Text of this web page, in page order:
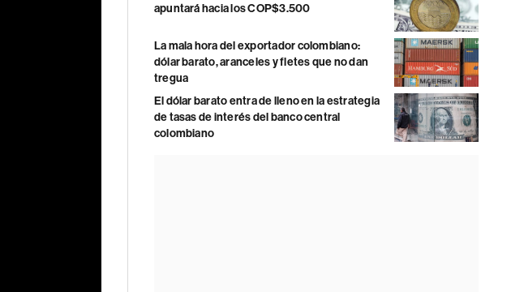
apuntará hacia los COP$3.500
La mala hora del exportador colombiano:
dólar barato, aranceles y fletes que no dan
tregua
El dólar barato entra de lleno en la estrategia
de tasas de interés del banco central
colombiano